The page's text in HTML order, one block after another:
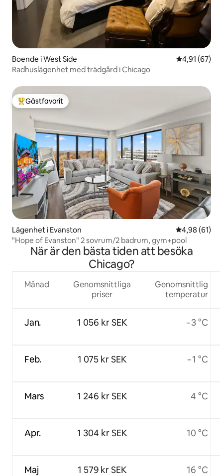
Boende i West Side 4,91 av 5 i
4,91 (67)
Radhuslägenhet med trädgård i Chicago
Populär gästfavorit
Gästfavorit
Lägenhet i Evanston 4,98 av 5 i
4,98 (61)
"Hope of Evanston" 2 sovrum/2 badrum, gym+pool
När är den bästa tiden att besöka
Chicago?
Månad
Jan.
Feb.
Mars
Apr.
Maj
Genomsnittliga
priser
1 056 kr SEK
1 075 kr SEK
1 246 kr SEK
1 304 kr SEK
1 579 kr SEK
Genomsnittlig
temperatur
−3 °C
−1 °C
4 °C
10 °C
16 °C